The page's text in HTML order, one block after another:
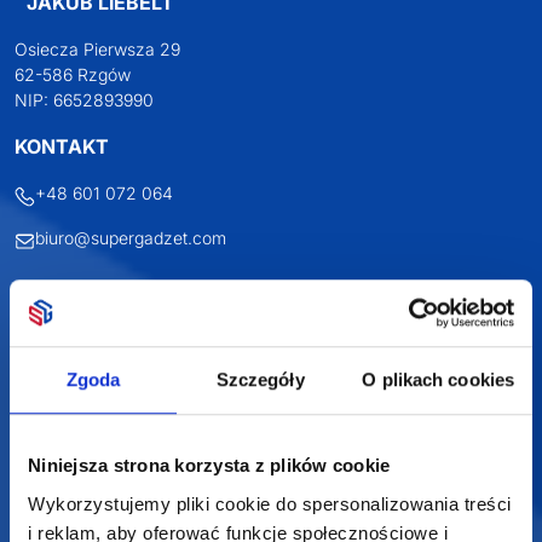
Zgoda Szczegóły O plikach cookies
Niniejsza strona korzysta z plików cookie
Wykorzystujemy pliki cookie do spersonalizowania treści
i reklam, aby oferować funkcje społecznościowe i
Darmowa wizualizacja
Profesjonalne doradztwo
SUPERGADŻET.com
JAKUB LIEBELT